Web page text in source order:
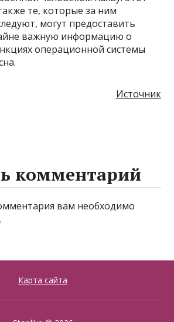
те, которые за ним
могут предоставить
важную информацию о
операционной системы
Источник
комментарий
вам необходимо
.
Карта сайта